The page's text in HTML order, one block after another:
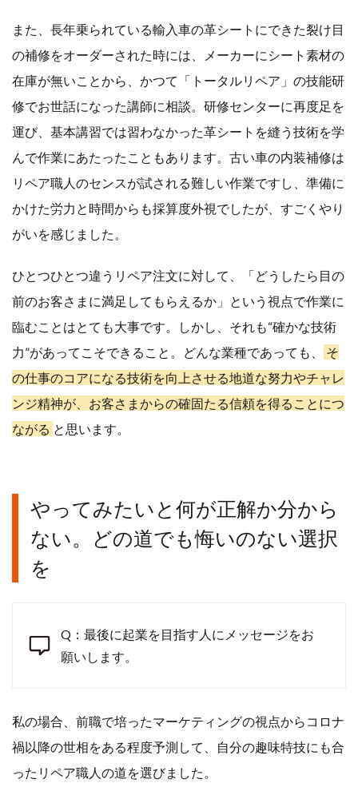
また、長年乗られている輸入車の革シートにできた裂け目
の補修をオーダーされた時には、メーカーにシート素材の
在庫が無いことから、かつて「トータルリペア」の技能研
修でお世話になった講師に相談。研修センターに再度足を
運び、基本講習では習わなかった革シートを縫う技術を学
んで作業にあたったこともあります。古い車の内装補修は
リペア職人のセンスが試される難しい作業ですし、準備に
かけた労力と時間からも採算度外視でしたが、すごくやり
がいを感じました。
ひとつひとつ違うリペア注文に対して、「どうしたら目の
前のお客さまに満足してもらえるか」という視点で作業に
臨むことはとても大事です。しかし、それも“確かな技術
力”があってこそできること。どんな業種であっても、
そ
の仕事のコアになる技術を向上させる地道な努力やチャレ
ンジ精神が、お客さまからの確固たる信頼を得ることにつ
ながる と思います。
やってみたいと何が正解か分から
ない。どの道でも悔いのない選択
を
Q：最後に起業を目指す人にメッセージをお
願いします。
私の場合、前職で培ったマーケティングの視点からコロナ
禍以降の世相をある程度予測して、自分の趣味特技にも合
ったリペア職人の道を選びました。